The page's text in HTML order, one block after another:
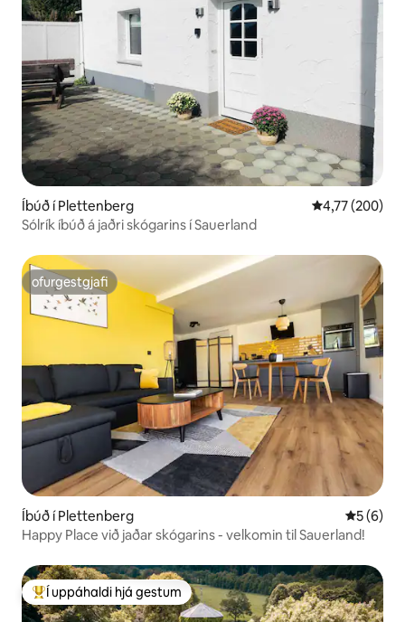
Íbúð í Plettenberg 4,77 af 5 í
4,77 (200)
Sólrík íbúð á jaðri skógarins í Sauerland
ofurgestgjafi
ofurgestgjafi
Íbúð í Plettenberg 5 af 5 í
5 (6)
Happy Place við jaðar skógarins - velkomin til Sauerland!
Í mestu uppáhaldi hjá gestum
Í uppáhaldi hjá gestum